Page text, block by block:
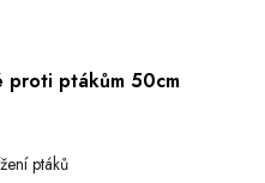
podmínky
proti ptákům 50cm
ptáků